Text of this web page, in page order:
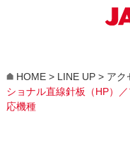
HOME> LINE UP> アク
ショナル直線針板（HP）
応機種